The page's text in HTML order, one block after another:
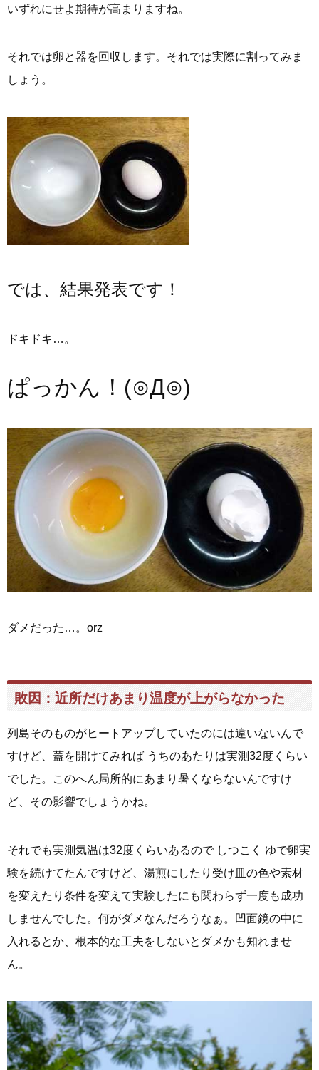
いずれにせよ期待が高まりますね。
それでは卵と器を回収します。それでは実際に割ってみま
しょう。
では、結果発表です！
ドキドキ…。
ぱっかん！(⊙Д⊙)
ダメだった…。orz
敗因：近所だけあまり温度が上がらなかった
列島そのものがヒートアップしていたのには違いないんで
すけど、蓋を開けてみれば うちのあたりは実測32度くらい
でした。このへん局所的にあまり暑くならないんですけ
ど、その影響でしょうかね。
それでも実測気温は32度くらいあるので しつこく ゆで卵実
験を続けてたんですけど、湯煎にしたり受け皿の色や素材
を変えたり条件を変えて実験したにも関わらず一度も成功
しませんでした。何がダメなんだろうなぁ。凹面鏡の中に
入れるとか、根本的な工夫をしないとダメかも知れませ
ん。